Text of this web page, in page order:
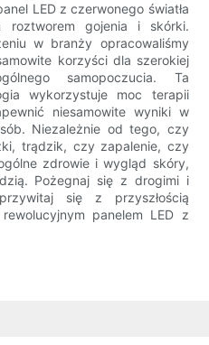
LED z czerwonego światła
roztworem gojenia i skórki.
w branży opracowaliśmy
korzyści dla szerokiej
samopoczucia. Ta
wykorzystuje moc terapii
niesamowite wyniki w
Niezależnie od tego, czy
trądzik, czy zapalenie, czy
zdrowie i wygląd skóry,
Pożegnaj się z drogimi i
się z przyszłością
panelem LED z